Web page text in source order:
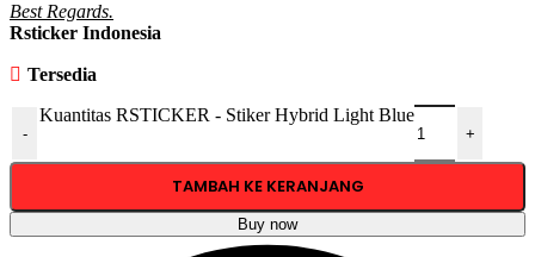
Best Regards.
Rsticker Indonesia
Tersedia
-
Kuantitas RSTICKER - Stiker Hybrid Light Blue
+
TAMBAH KE KERANJANG
Buy now